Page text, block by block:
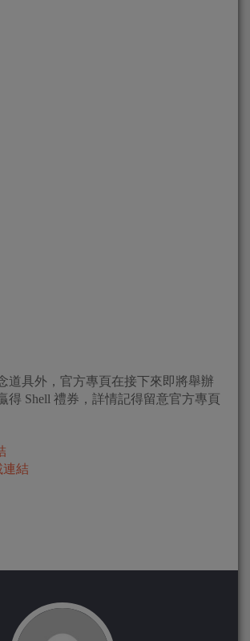
道具外，官方專頁在接下來即將舉辦
得 Shell 禮券，詳情記得留意官方專頁
連結